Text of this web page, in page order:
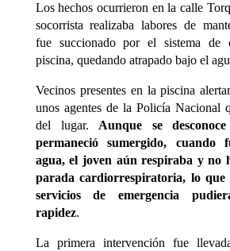
Los hechos ocurrieron en la calle
socorrista realizaba labores de
fue succionado por el sistema de
piscina, quedando atrapado bajo el
Vecinos presentes en la piscina
unos agentes de la Policía Nacional
del lugar. Aunque se
permaneció sumergido, cuando
agua, el joven aún respiraba y no
parada cardiorrespiratoria, lo que
servicios de emergencia
rapidez.
La primera intervención fue